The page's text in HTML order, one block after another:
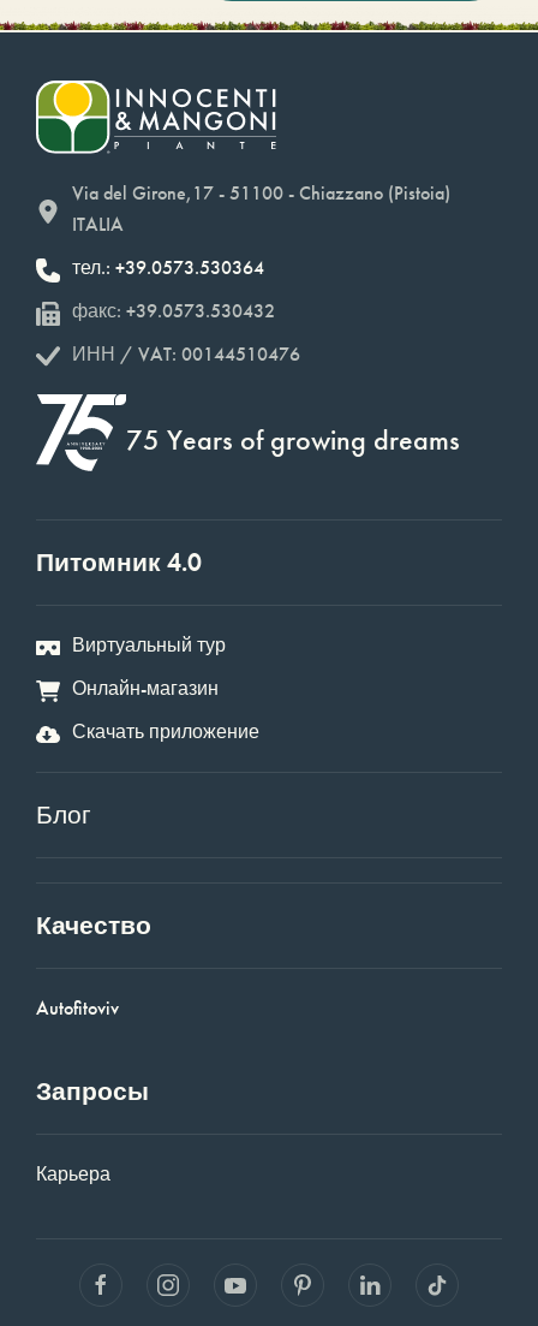
Via del Girone,17 - 51100 - Chiazzano (Pistoia)
ITALIA
тел.: +39.0573.530364
факс: +39.0573.530432
ИНН / VAT: 00144510476
75 Years of growing dreams
Питомник 4.0
Виртуальный тур
Онлайн-магазин
Скачать приложение
Блог
Качество
Autofitoviv
Запросы
Карьера